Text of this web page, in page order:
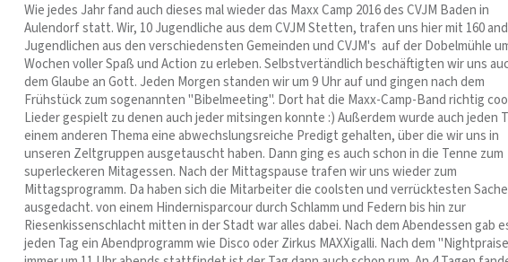
Wie jedes Jahr fand auch dieses mal wieder das Maxx Camp 2016 des CVJM Baden in
Aulendorf statt. Wir, 10 Jugendliche aus dem CVJM Stetten, trafen uns hier mit 160
Jugendlichen aus den verschiedensten Gemeinden und CVJM's auf der Dobelmühle
Wochen voller Spaß und Action zu erleben. Selbstvertändlich beschäftigten wir uns
dem Glaube an Gott. Jeden Morgen standen wir um 9 Uhr auf und gingen nach dem
Frühstück zum sogenannten "Bibelmeeting". Dort hat die Maxx-Camp-Band richtig
Lieder gespielt zu denen auch jeder mitsingen konnte :) Außerdem wurde auch jeden
einem anderen Thema eine abwechslungsreiche Predigt gehalten, über die wir uns in
unseren Zeltgruppen ausgetauscht haben. Dann ging es auch schon in die Tenne zum
superleckeren Mitagessen. Nach der Mittagspause trafen wir uns wieder zum
Mittagsprogramm. Da haben sich die Mitarbeiter die coolsten und verrücktesten
ausgedacht. von einem Hindernisparcour durch Schlamm und Federn bis hin zur
Riesenkissenschlacht mitten in der Stadt war alles dabei. Nach dem Abendessen gab
jeden Tag ein Abendprogramm wie Disco oder Zirkus MAXXigalli. Nach dem